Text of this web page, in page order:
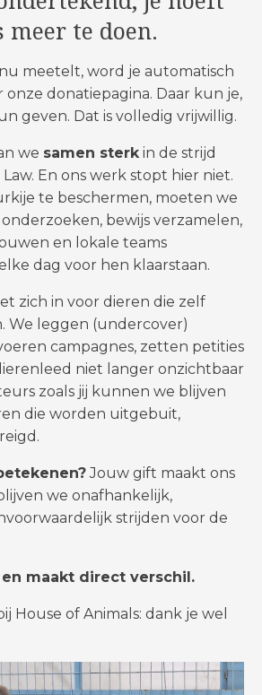
meer te doen.
meetelt, word je automatisch
donatiepagina. Daar kun je,
geven. Dat is volledig vrijwillig.
we samen sterkin de strijd
En ons werk stopt hier niet.
te beschermen, moeten we
bewijs verzamelen,
en lokale teams
dag voor hen klaarstaan.
zich in voor dieren die zelf
We leggen (undercover)
campagnes, zetten petities
niet langer onzichtbaar
zoals jij kunnen we blijven
die worden uitgebuit,
Jouw gift maakt ons
we onafhankelijk,
strijden voor de
maakt direct verschil.
House of Animals: dank je wel